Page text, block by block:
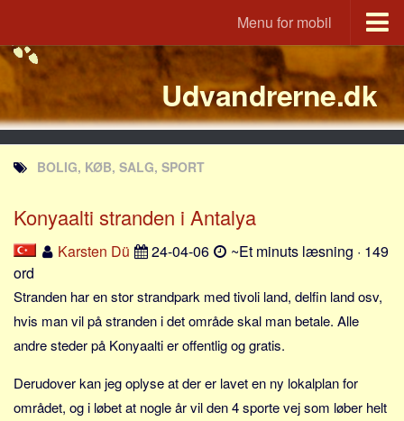
Menu for mobil
Portal
Udvandrerne.dk
Utvandrerne.no
Utvandrarna.se
Tyskland.dk
England.dk
Rusland.dk
JLKM.dk
Lande
Tyrkiet
Spanien
Frankrig
Sverige
Udvandrerne.dk
BOLIG, KØB, SALG, SPORT
Konyaalti stranden i Antalya
Karsten Dü 24-04-06
~Et minuts læsning · 149
ord
Stranden har en stor strandpark med tivoli land, delfin land osv,
hvis man vil på stranden i det område skal man betale. Alle
andre steder på Konyaalti er offentlig og gratis.
Derudover kan jeg oplyse at der er lavet en ny lokalplan for
området, og i løbet at nogle år vil den 4 sporte vej som løber helt